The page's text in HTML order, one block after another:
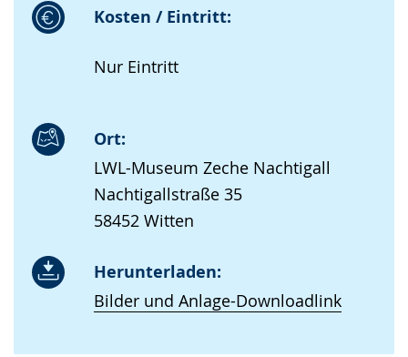
Kosten / Eintritt:
Nur Eintritt
Ort:
LWL-Museum Zeche Nachtigall
Nachtigallstraße 35
58452 Witten
Herunterladen:
Bilder und Anlage-Downloadlink